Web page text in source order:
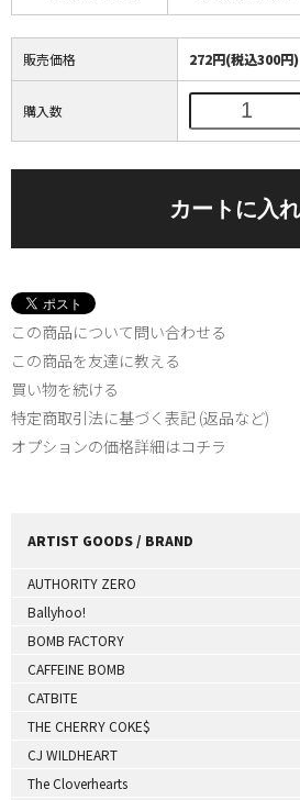
販売価格 272円(税込300円)
購入数
この商品について問い合わせる
この商品を友達に教える
買い物を続ける
特定商取引法に基づく表記 (返品など)
オプションの価格詳細はコチラ
ARTIST GOODS / BRAND
AUTHORITY ZERO
Ballyhoo!
BOMB FACTORY
CAFFEINE BOMB
CATBITE
THE CHERRY COKE$
CJ WILDHEART
The Cloverhearts